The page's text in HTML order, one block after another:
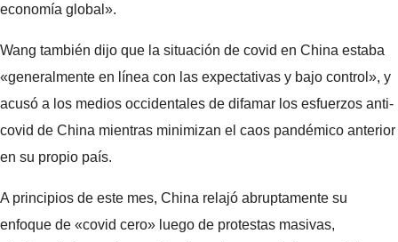
economía global».
Wang también dijo que la situación de covid en China estaba
«generalmente en línea con las expectativas y bajo control», y
acusó a los medios occidentales de difamar los esfuerzos anti-
covid de China mientras minimizan el caos pandémico anterior
en su propio país.
A principios de este mes, China relajó abruptamente su
enfoque de «covid cero» luego de protestas masivas,